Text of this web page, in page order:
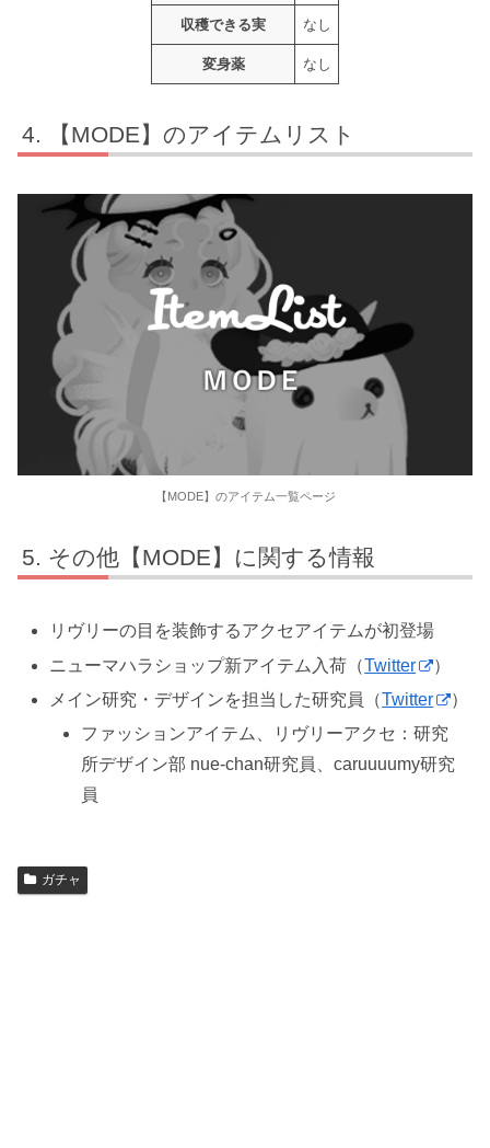
収穫できる実 なし
変身薬 なし
【MODE】のアイテムリスト
【MODE】のアイテム一覧ページ
その他【MODE】に関する情報
リヴリーの目を装飾するアクセアイテムが初登場
ニューマハラショップ新アイテム入荷（Twitter
）
メイン研究・デザインを担当した研究員（Twitter
）
ファッションアイテム、リヴリーアクセ：研究
所デザイン部 nue-chan研究員、caruuuumy研究
員
ガチャ